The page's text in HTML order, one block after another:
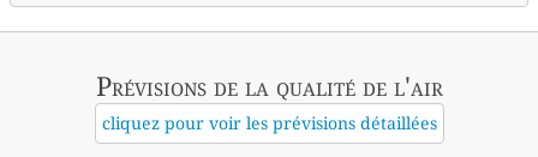
Prévisionsde la qualité de l'air
cliquez pour voir les prévisions détaillées